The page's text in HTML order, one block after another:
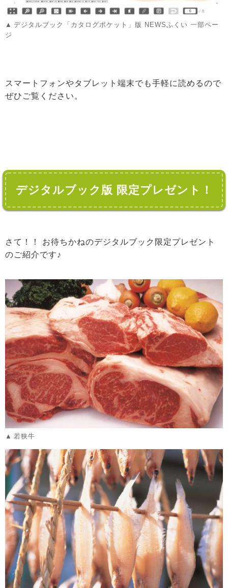
デジタルブック「カタログポケット」版 NEWSふくい 一部ペー
ジ
スマートフォンやタブレット端末でも手軽に読めるので
ぜひご覧ください。
デジタルブック版 限定プレゼント！
さて！！ お待ちかねのデジタルブック限定プレゼント
のご紹介です♪
若狭牛